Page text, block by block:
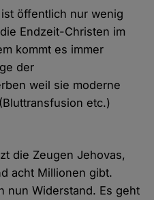
öffentlich nur wenig
Endzeit-Christen im
kommt es immer
der
weil sie moderne
etc.)
die Zeugen Jehovas,
acht Millionen gibt.
nun Widerstand. Es geht